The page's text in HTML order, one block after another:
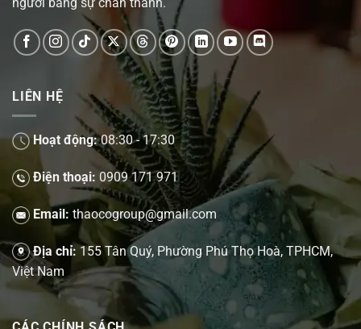
LIÊN HỆ
Hoạt động:08:30 - 17:30
Điện thoại: 0909 171 971
Email: thaocogroup@gmail.com
Địa chỉ: 155 Tân Quý, Phường Phú Thọ Hoà, TPHCM,
Việt Nam